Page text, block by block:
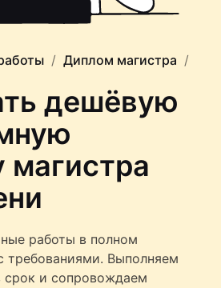
Диплом магистра
дешёвую
магистра
работы в полном
требованиями. Выполняем
срок и сопровождаем